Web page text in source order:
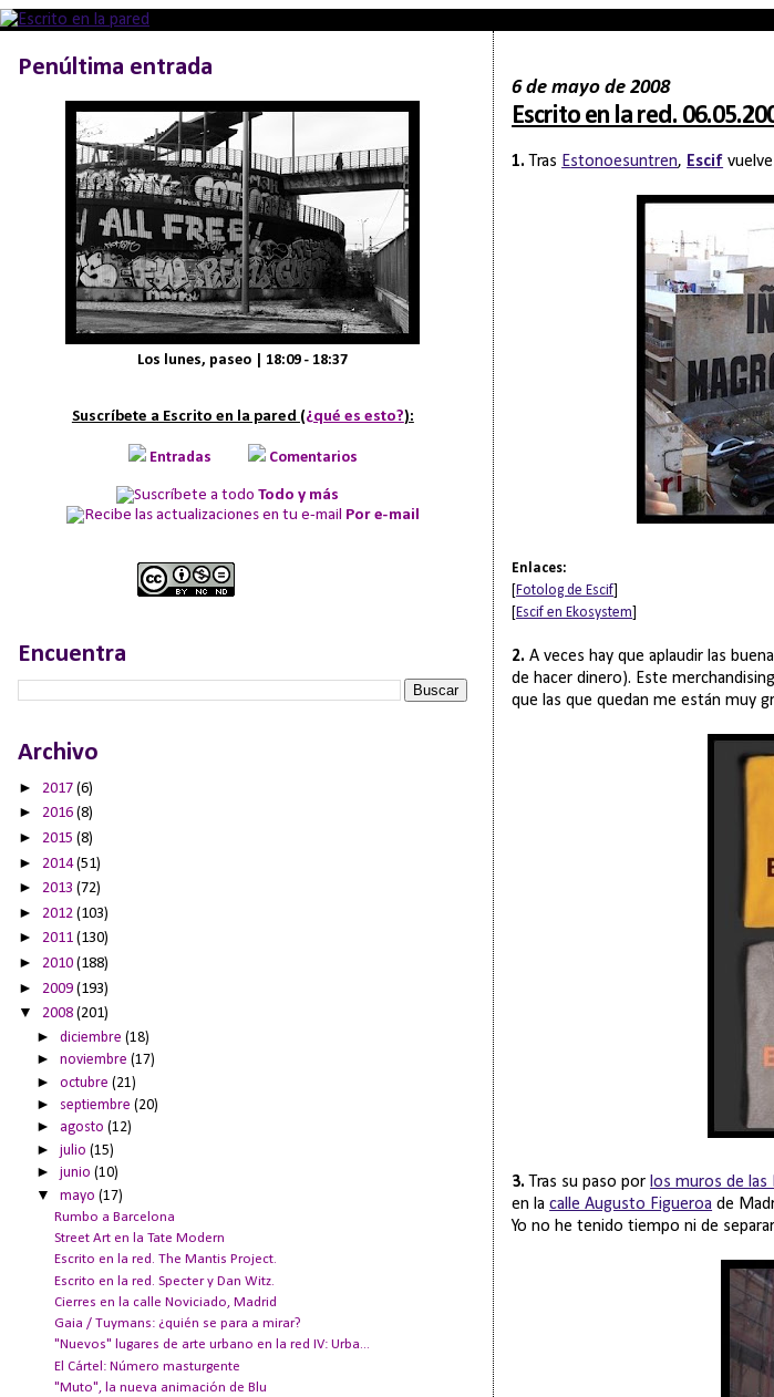
6 de mayo de 2008
Escrito en la red.
1.Tras Estonoesuntren, Escif
Enlaces:
Fotolog de Escif
Escif en Ekosystem
2.A veces hay que aplaudir las
de hacer dinero). Este
que las que quedan me están muy
3. Tras su paso por los muros de las
en lacalle Augusto Figueroa de
Yo no he tenido tiempo ni de
Penúltima entrada
Los lunes, paseo | 18:09 - 18:37
Suscríbete a Escrito en la pared (¿qué es esto?):
Entradas Comentarios
Todo y más
Por e-mail
Encuentra
Archivo
► 2017 (6)
► 2016 (8)
► 2015 (8)
► 2014(51)
► 2013 (72)
► 2012 (103)
► 2011 (130)
► 2010 (188)
► 2009 (193)
▼ 2008 (201)
►diciembre(18)
►noviembre(17)
►octubre(21)
► septiembre(20)
► agosto(12)
►julio(15)
►junio(10)
▼mayo(17)
Rumbo a Barcelona
Street Art en la Tate Modern
Escrito en la red. The Mantis Project.
Escrito en la red. Specter y Dan Witz.
Cierres en la calle Noviciado, Madrid
Gaia / Tuymans: ¿quién se para a mirar?
"Nuevos" lugares de arte urbano en la red IV: Urba...
El Cártel: Número masturgente
"Muto", la nueva animación de Blu